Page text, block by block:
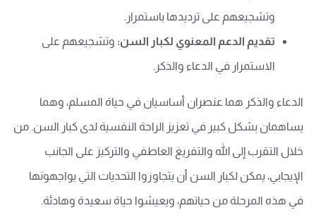
وتشجيعهم على ترديدها باستمرار.
تقديم الدعم المعنوي لكبار السن: وتشجيعهم على
الاستمرار في الدعاء والذكر.
الدعاء والذكر هما عنصران أساسيان في حياة المسلم، وهما
يساهمان بشكل كبير في تعزيز الراحة النفسية لدى كبار السن. من
خلال التقرب إلى الله والتفريغ العاطفي والتركيز على الجانب
الإيجابي، يمكن لكبار السن أن يتجاوزوا التحديات التي يواجهونها
في هذه المرحلة من حياتهم، ويعيشوا حياة سعيدة وهادئة.